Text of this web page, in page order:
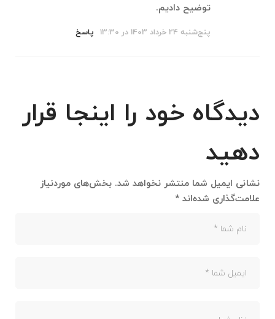
توضیح دادیم.
پنج‌شنبه 24 خرداد 1403 در 13:30 پاسخ
دیدگاه خود را اینجا قرار
دهید
نشانی ایمیل شما منتشر نخواهد شد. بخش‌های موردنیاز
علامت‌گذاری شده‌اند *